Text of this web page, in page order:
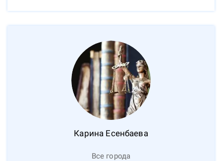
Карина Есенбаева
Все города